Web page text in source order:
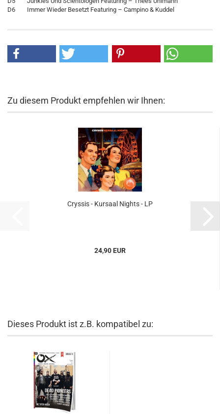
D6 Immer Wieder Besetzt Featuring – Campino & Kuddel
Zu diesem Produkt empfehlen wir Ihnen:
Cryssis - Kursaal Nights - LP
24,90 EUR
Dieses Produkt ist z.B. kompatibel zu: